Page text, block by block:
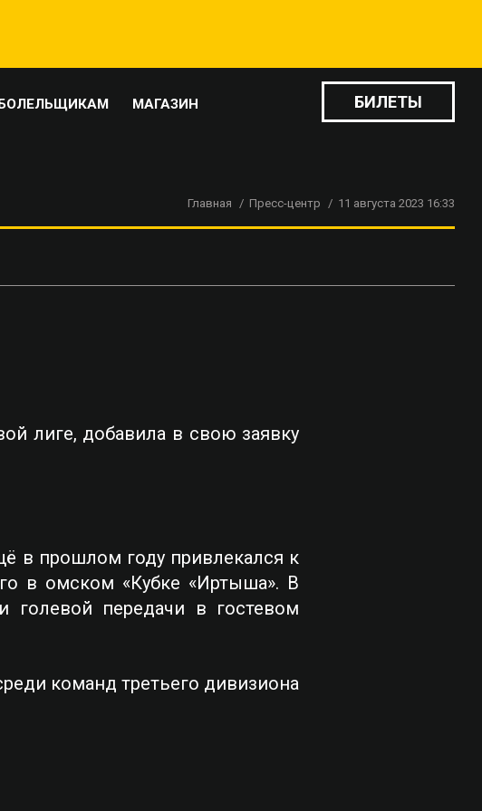
МАГАЗИН БИЛЕТЫ
Главная Пресс-центр 11 августа 2023 16:33
лиге, добавила в свою заявку
в прошлом году привлекался к
в омском «Кубке «Иртыша». В
голевой передачи в гостевом
команд третьего дивизиона